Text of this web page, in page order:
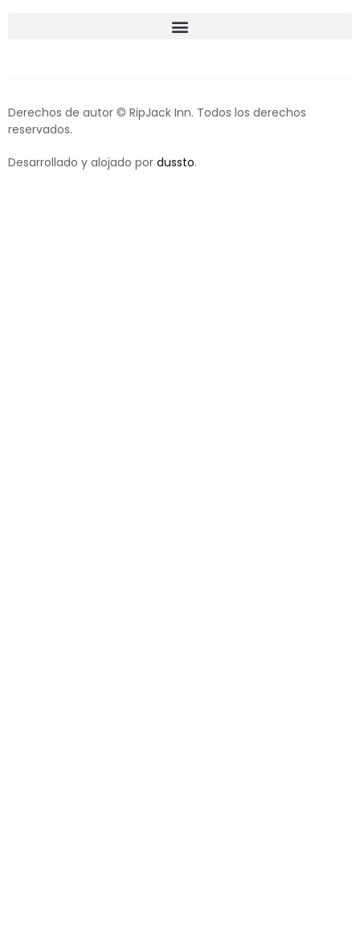
Derechos de autor © RipJack Inn. Todos los derechos
reservados.
Desarrollado y alojado por dussto.